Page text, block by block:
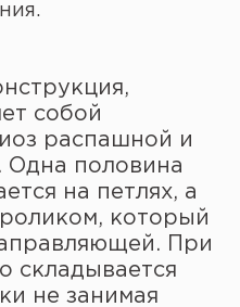
собой
распашной и
Одна половина
на петлях, а
который
При
складывается
не занимая